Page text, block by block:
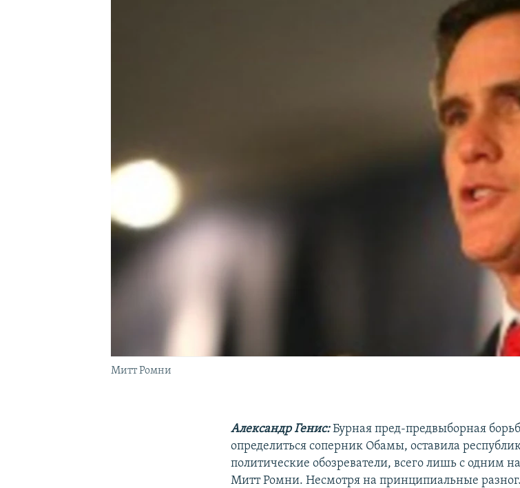
Митт Ромни
Александр Генис:Бурная пред-предвыборная
определиться соперник Обамы, оставила
политические обозреватели, всего лишь с одним
Митт Ромни. Несмотря на принципиальные